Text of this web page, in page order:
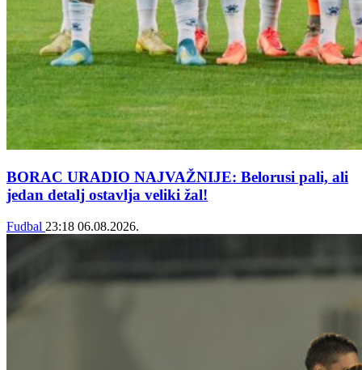
BORAC URADIO NAJVAŽNIJE: Belorusi pali, ali
jedan detalj ostavlja veliki žal!
Fudbal 23:18 06.08.2026.